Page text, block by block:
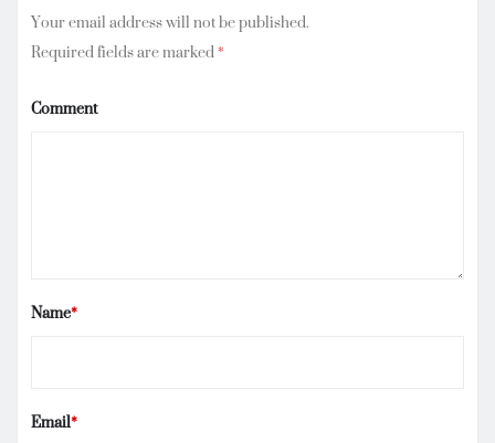
Your email address will not be published.
Required fields are marked*
Comment
Name*
Email*